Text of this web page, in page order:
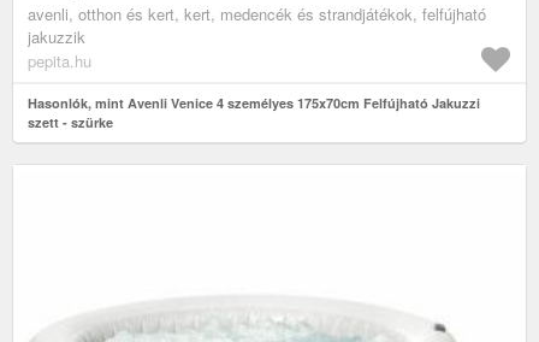
avenli, otthon és kert, kert, medencék és strandjátékok, felfújható
jakuzzik
pepita.hu
Hasonlók, mint Avenli Venice 4 személyes 175x70cm Felfújható Jakuzzi
szett - szürke